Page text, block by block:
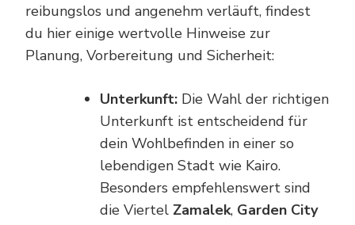
reibungslos und angenehm verläuft, findest
du hier einige wertvolle Hinweise zur
Planung, Vorbereitung und Sicherheit:
Unterkunft: Die Wahl der richtigen
Unterkunft ist entscheidend für
dein Wohlbefinden in einer so
lebendigen Stadt wie Kairo.
Besonders empfehlenswert sind
die Viertel Zamalek, Garden City